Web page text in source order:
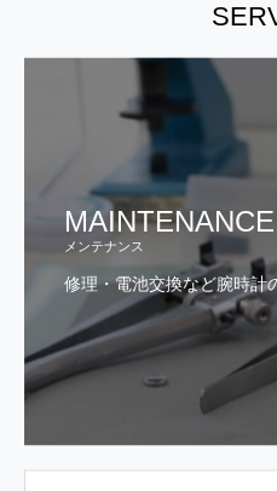
MAINTENANCE
メンテナンス
修理・電池交換など腕時計